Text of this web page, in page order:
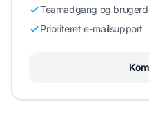
Teamadgang og
Prioriteret e-mailsupport